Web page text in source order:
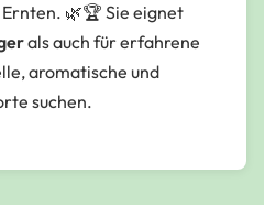
🌿🏆 Sie eignet
als auch für erfahrene
aromatische und
suchen.